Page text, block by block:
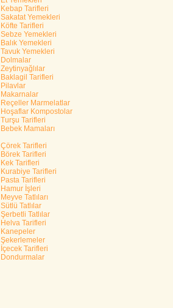
Kebap Tarifleri
Sakatat Yemekleri
Köfte Tarifleri
Sebze Yemekleri
Balık Yemekleri
Tavuk Yemekleri
Dolmalar
Zeytinyağlılar
Baklagil Tarifleri
Pilavlar
Makarnalar
Reçeller Marmelatlar
Hoşaflar Kompostolar
Turşu Tarifleri
Bebek Mamaları
Çörek Tarifleri
Börek Tarifleri
Kek Tarifleri
Kurabiye Tarifleri
Pasta Tarifleri
Hamur İşleri
Meyve Tatlıları
Sütlü Tatlılar
Şerbetli Tatlılar
Helva Tarifleri
Kanepeler
Şekerlemeler
İçecek Tarifleri
Dondurmalar